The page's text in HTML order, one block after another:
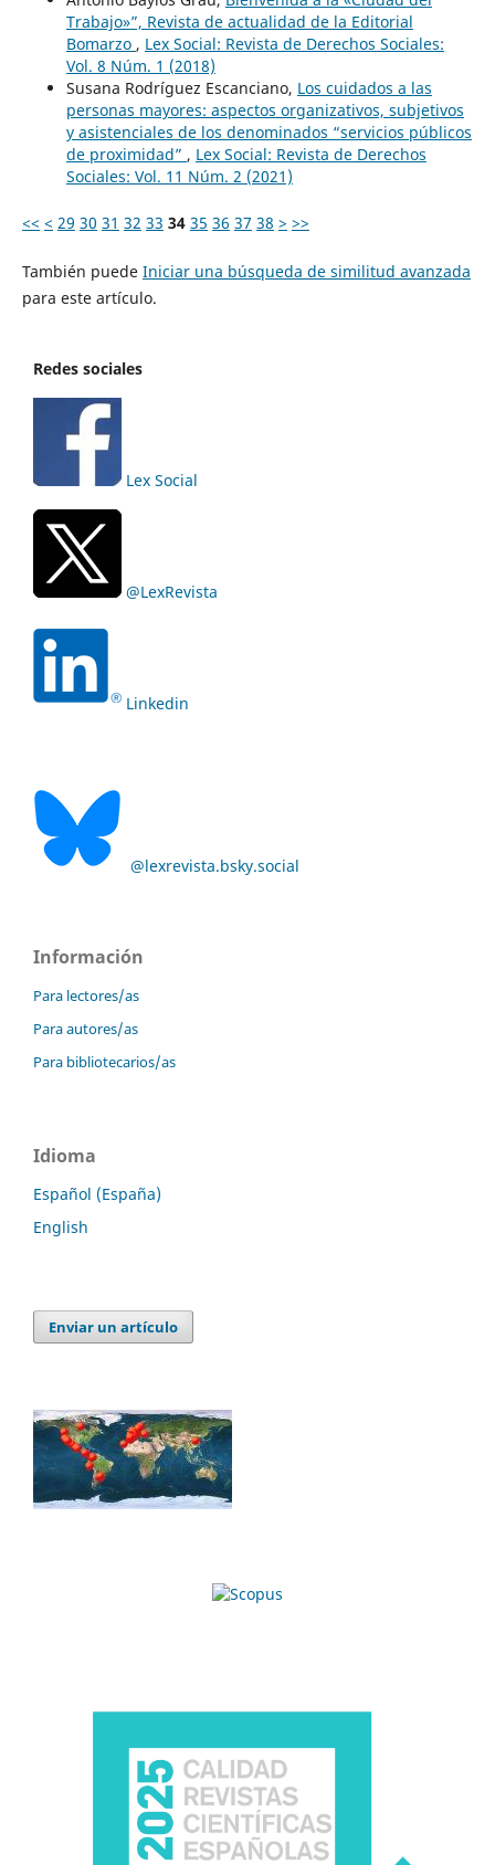
Trabajo»”, Revista de actualidad de la Editorial
Bomarzo , Lex Social: Revista de Derechos Sociales:
Vol. 8 Núm. 1 (2018)
Susana Rodríguez Escanciano, Los cuidados a las
personas mayores: aspectos organizativos, subjetivos
y asistenciales de los denominados “servicios públicos
de proximidad” , Lex Social: Revista de Derechos
Sociales: Vol. 11 Núm. 2 (2021)
<< < 29 30 31 32 33 34 35 36 37 38 > >>
También puede Iniciar una búsqueda de similitud avanzada
para este artículo.
Redes sociales
Lex Social
@LexRevista
Linkedin
@lexrevista.bsky.social
Información
Para lectores/as
Para autores/as
Para bibliotecarios/as
Idioma
Español (España)
English
Enviar un artículo